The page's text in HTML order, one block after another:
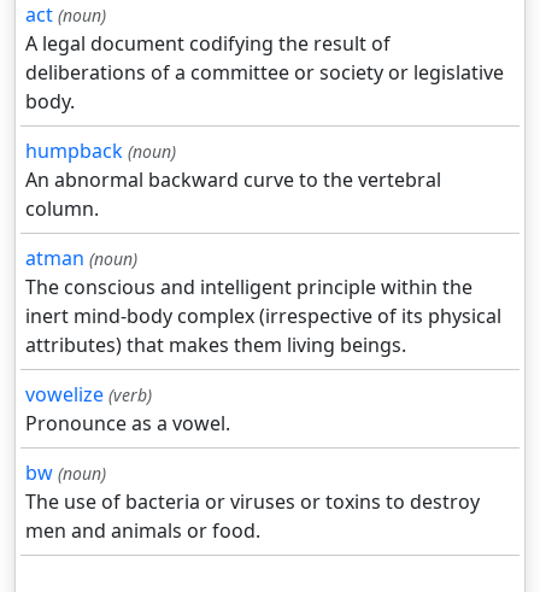
act (noun)
A legal document codifying the result of
deliberations of a committee or society or legislative
body.
humpback (noun)
An abnormal backward curve to the vertebral
column.
atman (noun)
The conscious and intelligent principle within the
inert mind-body complex (irrespective of its physical
attributes) that makes them living beings.
vowelize (verb)
Pronounce as a vowel.
bw (noun)
The use of bacteria or viruses or toxins to destroy
men and animals or food.